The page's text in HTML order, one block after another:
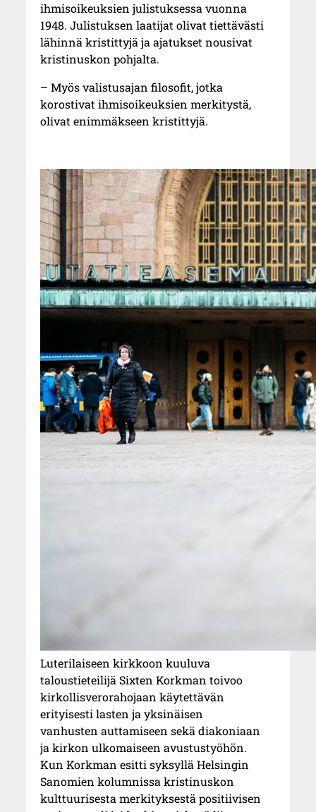
ihmisoikeuksien julistuksessa vuonna
1948. Julistuksen laatijat olivat tiettävästi
lähinnä kristittyjä ja ajatukset nousivat
kristinuskon pohjalta.
– Myös valistusajan filosofit, jotka
korostivat ihmisoikeuksien merkitystä,
olivat enimmäkseen kristittyjä.
Luterilaiseen kirkkoon kuuluva
taloustieteilijä Sixten Korkman toivoo
kirkollisverorahojaan käytettävän
erityisesti lasten ja yksinäisen
vanhusten auttamiseen sekä diakoniaan
ja kirkon ulkomaiseen avustustyöhön.
Kun Korkman esitti syksyllä Helsingin
Sanomien kolumnissa kristinuskon
kulttuurisesta merkityksestä positiivisen